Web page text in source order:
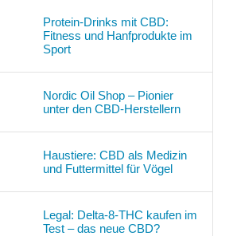
Protein-Drinks mit CBD:
Fitness und Hanfprodukte im
Sport
Nordic Oil Shop – Pionier
unter den CBD-Herstellern
Haustiere: CBD als Medizin
und Futtermittel für Vögel
Legal: Delta-8-THC kaufen im
Test – das neue CBD?